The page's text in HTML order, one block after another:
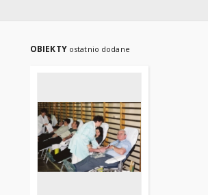
OBIEKTY ostatnio dodane